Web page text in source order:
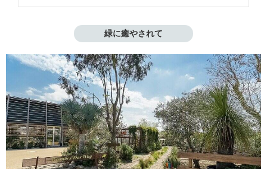
緑に癒やされて